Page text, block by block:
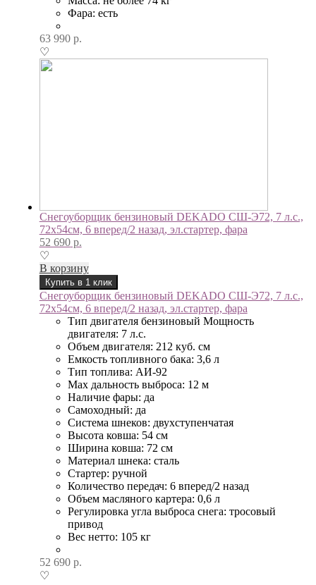
Фара: есть
63 990р.
♡
Снегоуборщик бензиновый DEKADO СШ-Э72, 7 л.с.,
72х54см, 6 вперед/2 назад, эл.стартер, фара
52 690р.
♡
В корзину
Купить в 1 клик
Снегоуборщик бензиновый DEKADO СШ-Э72, 7 л.с.,
72х54см, 6 вперед/2 назад, эл.стартер, фара
Тип двигателя бензиновый Мощность
двигателя: 7 л.с.
Объем двигателя: 212 куб. см
Емкость топливного бака: 3,6 л
Тип топлива: АИ-92
Max дальность выброса: 12 м
Наличие фары: да
Самоходный: да
Система шнеков: двухступенчатая
Высота ковша: 54 см
Ширина ковша: 72 см
Материал шнека: сталь
Стартер: ручной
Количество передач: 6 вперед/2 назад
Объем масляного картера: 0,6 л
Регулировка угла выброса снега: тросовый
привод
Вес нетто: 105 кг
52 690р.
♡